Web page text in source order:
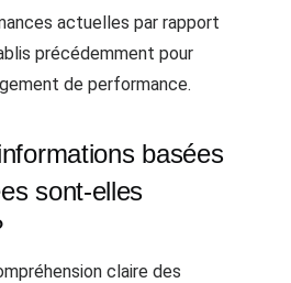
actuelles par rapport
précédemment pour
de performance.
basées
sont-elles
claire des